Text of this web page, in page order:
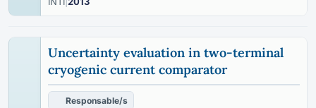
Uncertainty evaluation in two-terminal
cryogenic current comparator
Responsable/s